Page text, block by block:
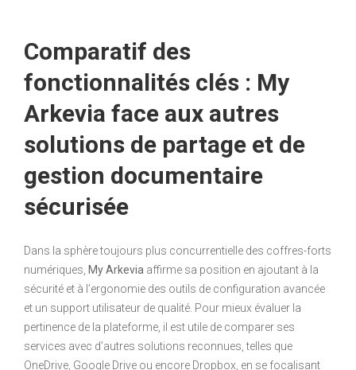
Comparatif des
fonctionnalités clés : My
Arkevia face aux autres
solutions de partage et de
gestion documentaire
sécurisée
Dans la sphère toujours plus concurrentielle des coffres-forts
numériques, My Arkevia affirme sa position en ajoutant à la
sécurité et à l’ergonomie des outils de configuration avancée
et un support utilisateur de qualité. Pour mieux évaluer la
pertinence de la plateforme, il est utile de comparer ses
services avec d’autres solutions reconnues, telles que
OneDrive, Google Drive ou encore Dropbox, en se focalisant